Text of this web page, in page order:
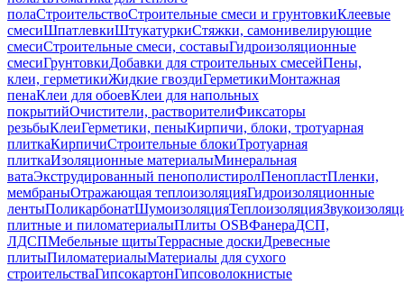
полаСтроительствоСтроительные смеси и грунтовкиКлеевые
смесиШпатлевкиШтукатуркиСтяжки, самонивелирующие
смесиСтроительные смеси, составыГидроизоляционные
смесиГрунтовкиДобавки для строительных смесейПены,
клеи, герметикиЖидкие гвоздиГерметикиМонтажная
пенаКлеи для обоевКлеи для напольных
покрытийОчистители, растворителиФиксаторы
резьбыКлеиГерметики, пеныКирпичи, блоки, тротуарная
плиткаКирпичиСтроительные блокиТротуарная
плиткаИзоляционные материалыМинеральная
ватаЭкструдированный пенополистиролПенопластПленки,
мембраныОтражающая теплоизоляцияГидроизоляционные
лентыПоликарбонатШумоизоляцияТеплоизоляция
плитные и пиломатериалыПлиты OSBФанераДСП,
ЛДСПМебельные щитыТеррасные доскиДревесные
плитыПиломатериалыМатериалы для сухого
строительстваГипсокартонГипсоволокнистые